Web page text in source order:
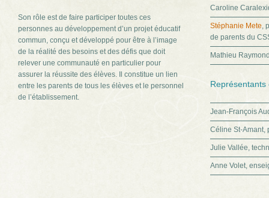
Son rôle est de faire participer toutes ces
personnes au développement d’un projet éducatif
commun, conçu et développé pour être à l’image
de la réalité des besoins et des défis que doit
relever une communauté en particulier pour
assurer la réussite des élèves. Il constitue un lien
entre les parents de tous les élèves et le personnel
de l’établissement.
Caroline
Stéphanie Mete,
de parents du
Mathieu
Jean-François
Céline St-Amant,
Julie Vallée,
Anne Volet,